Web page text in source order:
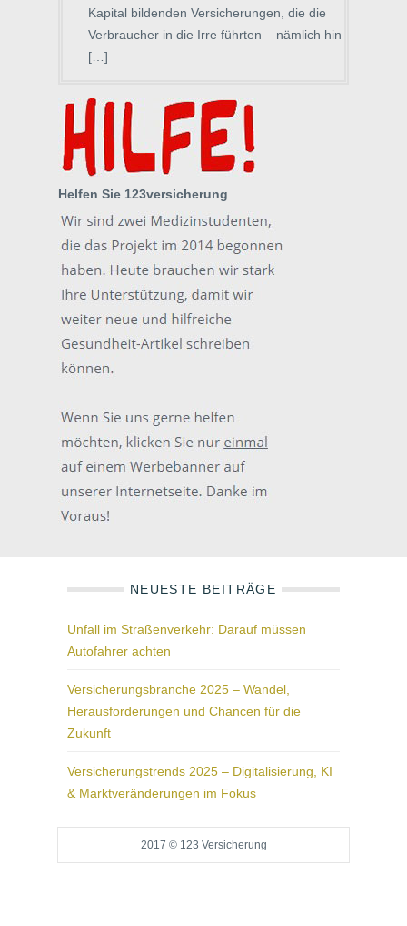
Kapital bildenden Versicherungen, die die
Verbraucher in die Irre führten – nämlich hin
[…]
Helfen Sie 123versicherung
NEUESTE BEITRÄGE
Unfall im Straßenverkehr: Darauf müssen
Autofahrer achten
Versicherungsbranche 2025 – Wandel,
Herausforderungen und Chancen für die
Zukunft
Versicherungstrends 2025 – Digitalisierung, KI
& Marktveränderungen im Fokus
2017 © 123 Versicherung